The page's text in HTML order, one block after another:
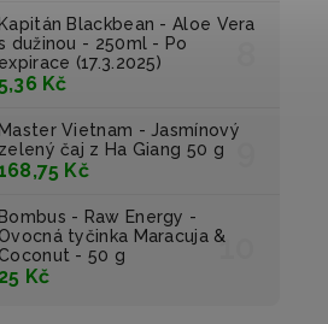
Kapitán Blackbean - Aloe Vera
dužinou - 250ml - Po
expirace (17.3.2025)
Kč
Master Vietnam - Jasmínový
zelený čaj z Ha Giang 50 g
Kč
Bombus - Raw Energy -
Ovocná tyčinka Maracuja &
Coconut - 50 g
25 Kč